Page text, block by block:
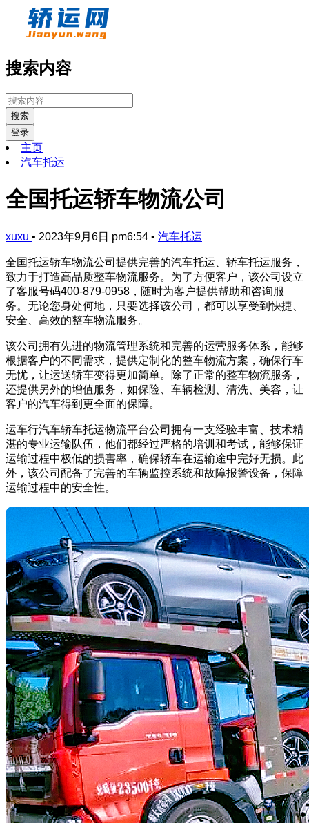
搜索内容
搜索
登录
主页
汽车托运
全国托运轿车物流公司
xuxu • 2023年9月6日 pm6:54 • 汽车托运
全国托运轿车物流公司提供完善的汽车托运、轿车托运服务，
致力于打造高品质整车物流服务。为了方便客户，该公司设立
了客服号码400-879-0958，随时为客户提供帮助和咨询服
务。无论您身处何地，只要选择该公司，都可以享受到快捷、
安全、高效的整车物流服务。
该公司拥有先进的物流管理系统和完善的运营服务体系，能够
根据客户的不同需求，提供定制化的整车物流方案，确保行车
无忧，让运送轿车变得更加简单。除了正常的整车物流服务，
还提供另外的增值服务，如保险、车辆检测、清洗、美容，让
客户的汽车得到更全面的保障。
运车行汽车轿车托运物流平台公司拥有一支经验丰富、技术精
湛的专业运输队伍，他们都经过严格的培训和考试，能够保证
运输过程中极低的损害率，确保轿车在运输途中完好无损。此
外，该公司配备了完善的车辆监控系统和故障报警设备，保障
运输过程中的安全性。